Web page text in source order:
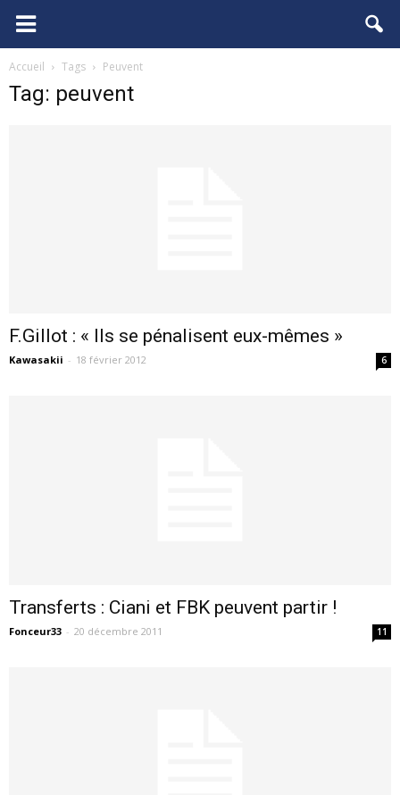
FCGB.net
Accueil Tags Peuvent
Tag: peuvent
F.Gillot : « Ils se pénalisent eux-mêmes »
Kawasakii - 18 février 2012 6
Transferts : Ciani et FBK peuvent partir !
Fonceur33 - 20 décembre 2011 11